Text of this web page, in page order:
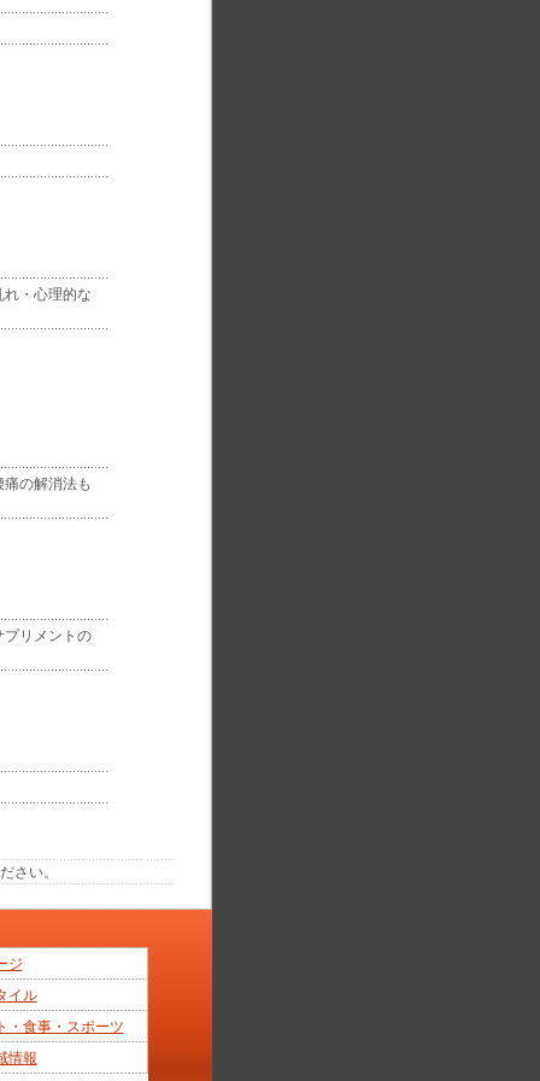
・心理的な
の解消法も
プリメントの
さい。
ジ
イル
・食事・スポーツ
情報